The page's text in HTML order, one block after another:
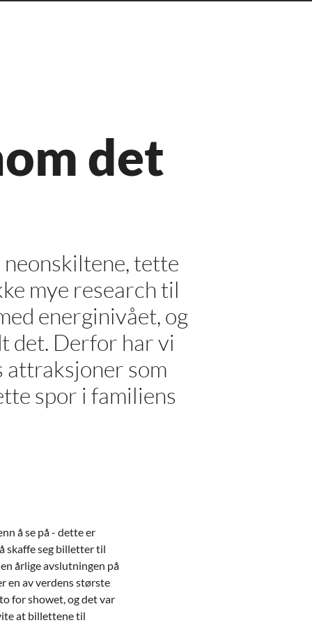
det
neonskiltene, tette
mye research til
energinivået, og
det. Derfor har vi
attraksjoner som
spor i familiens
å se på - dette er
skaffe seg billetter til
årlige avslutningen på
en av verdens største
for showet, og det var
at billettene til